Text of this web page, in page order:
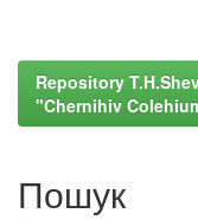
Repository
"Chernihiv
Пошук